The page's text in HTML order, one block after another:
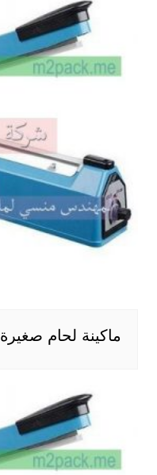
ماكينة لحام صغيرة